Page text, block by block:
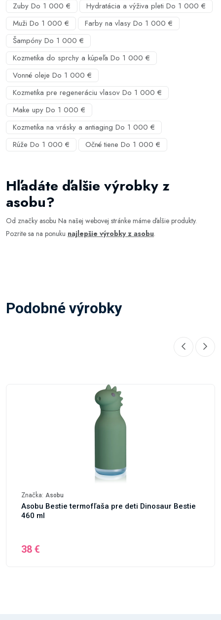
Zuby Do 1 000 €
Hydratácia a výživa pleti Do 1 000 €
Muži Do 1 000 €
Farby na vlasy Do 1 000 €
Šampóny Do 1 000 €
Kozmetika do sprchy a kúpeľa Do 1 000 €
Vonné oleje Do 1 000 €
Kozmetika pre regeneráciu vlasov Do 1 000 €
Make upy Do 1 000 €
Kozmetika na vrásky a antiaging Do 1 000 €
Rúže Do 1 000 €
Očné tiene Do 1 000 €
Hľadáte ďalšie výrobky z
asobu?
Od značky asobu Na našej webovej stránke máme ďalšie produkty.
Pozrite sa na ponuku najlepšie výrobky z asobu.
Podobné výrobky
Značka: Asobu
Asobu Bestie termofľaša pre deti Dinosaur Bestie
460 ml
38 €